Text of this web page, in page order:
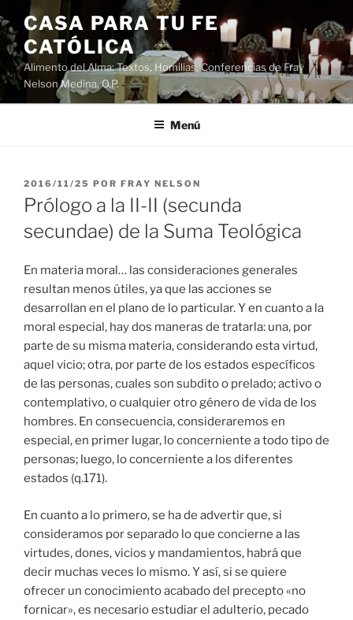
Saltar
al
contenido
CASA PARA TU FE
CATÓLICA
Alimento del Alma: Textos, Homilias, Conferencias de Fray
Nelson Medina, O.P.
Menú
PUBLICADO
EL
2016/11/25 POR FRAY NELSON
Prólogo a la II-II (secunda
secundae) de la Suma Teológica
En materia moral… las consideraciones generales
resultan menos útiles, ya que las acciones se
desarrollan en el plano de lo particular. Y en cuanto a la
moral especial, hay dos maneras de tratarla: una, por
parte de su misma materia, considerando esta virtud,
aquel vicio; otra, por parte de los estados específicos
de las personas, cuales son subdito o prelado; activo o
contemplativo, o cualquier otro género de vida de los
hombres. En consecuencia, consideraremos en
especial, en primer lugar, lo concerniente a todo tipo de
personas; luego, lo concerniente a los diferentes
estados (q.171).
En cuanto a lo primero, se ha de advertir que, si
consideramos por separado lo que concierne a las
virtudes, dones, vicios y mandamientos, habrá que
decir muchas veces lo mismo. Y así, si se quiere
ofrecer un conocimiento acabado del precepto «no
fornicar», es necesario estudiar el adulterio, pecado